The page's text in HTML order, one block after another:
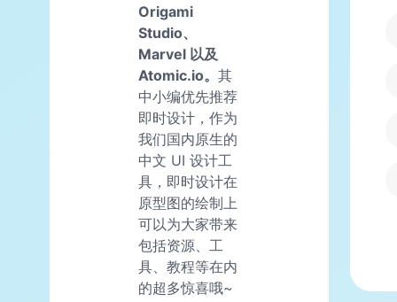
Origami
Studio、
Marvel 以及
Atomic.io。 其
中小编优先推荐
即时设计，作为
我们国内原生的
中文 UI 设计工
具，即时设计在
原型图的绘制上
可以为大家带来
包括资源、工
具、教程等在内
的超多惊喜哦~